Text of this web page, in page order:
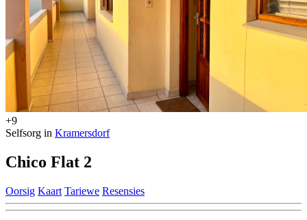
+9
Selfsorg in Kramersdorf
Chico Flat 2
Oorsig Kaart Tariewe Resensies